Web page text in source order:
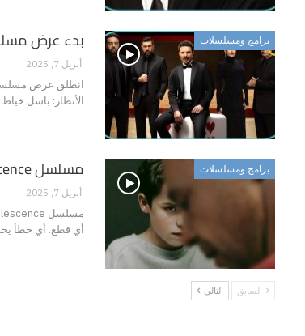
برامج ومسلسلات بدء عرض
أبريل 7, 2025
انطلق عرض مسلسل
الأنظار: باسل
برامج ومسلسلات مسلسل Adolescence على نتفليكس ما له وما عليه
أبريل 7, 2025
أي قطع. أي خطأ
السابق التالي